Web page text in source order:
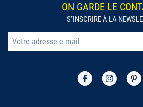
ON GARDE LE
S’INSCRIRE À LA